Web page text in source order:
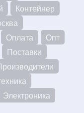
Контейнер
Оплата
Опт
Поставки
Электроника